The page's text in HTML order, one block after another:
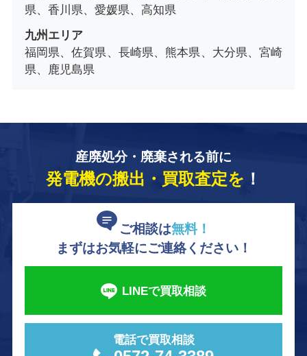
県、香川県、愛媛県、高知県
九州エリア
福岡県、佐賀県、長崎県、熊本県、大分県、宮崎
県、鹿児島県
産廃処分・廃棄される前に
発電機の搬出・買取査定を ！
ご相談は無料！
まずはお気軽にご連絡ください！
LINEで買取相談
電話で買取相談